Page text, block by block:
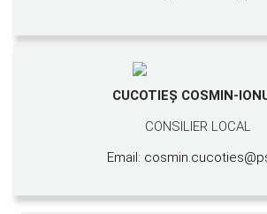
CUCOTIEŞ COSMIN-
CONSILIER LOCAL
Email: